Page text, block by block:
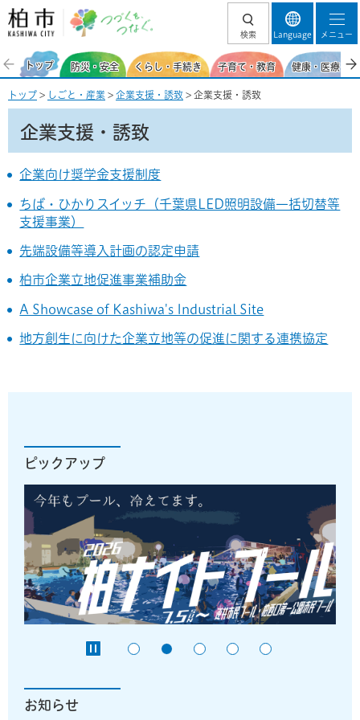
柏市 つづくを、
検索 Language メニュー
トップ 防災・安全 くらし・手続き 子育て・教育 健康・医療・
トップ > しごと・産業 > 企業支援・誘致 > 企業支援・誘致
企業支援・誘致
企業向け奨学金支援制度
ちば・ひかりスイッチ（千葉県LED照明設備一括切替等
支援事業）
先端設備等導入計画の認定申請
柏市企業立地促進事業補助金
A Showcase of Kashiwa's Industrial Site
地方創生に向けた企業立地等の促進に関する連携協定
ピックアップ
お知らせ